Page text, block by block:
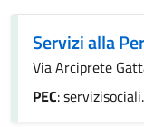
Servizi alla
Via Arciprete
PEC: